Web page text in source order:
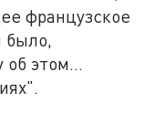
французское
было,
об этом…